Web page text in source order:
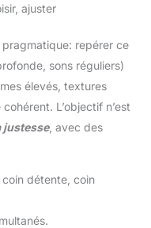
ajuster
repérer ce
sons réguliers)
élevés, textures
L’objectif n’est
justesse, avec des
détente, coin